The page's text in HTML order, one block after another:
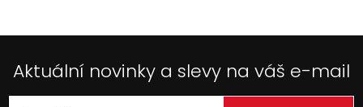
Aktuální novinky a slevy na váš e-mail